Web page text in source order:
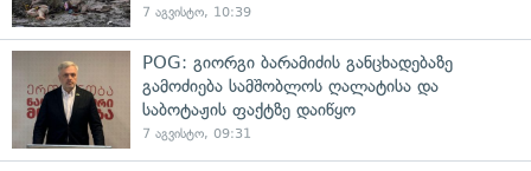
7 აგვისტო, 10:39
POG: გიორგი ბარამიძის განცხადებაზე
გამოძიება სამშობლოს ღალატისა და
საბოტაჟის ფაქტზე დაიწყო
7 აგვისტო, 09:31